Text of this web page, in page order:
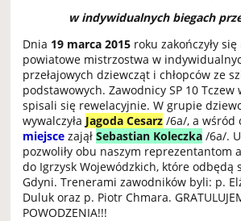
w indywidualnych biegach
Dnia 19 marca 2015 roku zakończyły
powiatowe mistrzostwa w
przełajowych dziewcząt i chłopców ze
podstawowych. Zawodnicy SP 10
spisali się rewelacyjnie. W grupie
wywalczyła Jagoda Cesarz /6a/, a wśród
miejsce zająłSebastian Koleczka /6a/.
pozwoliły obu naszym reprezentantom
do Igrzysk Wojewódzkich, które odbędą
Gdyni. Trenerami zawodników byli: p.
Duluk oraz p. Piotr Chmara.
POWODZENIA!!!